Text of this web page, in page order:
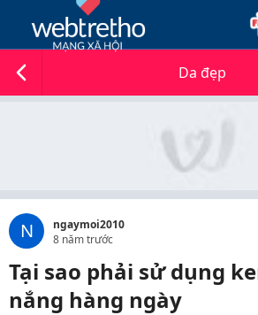
Da đẹp
N
ngaymoi2010
8 năm trước
Tại sao phải sử dụng
nắng hàng ngày